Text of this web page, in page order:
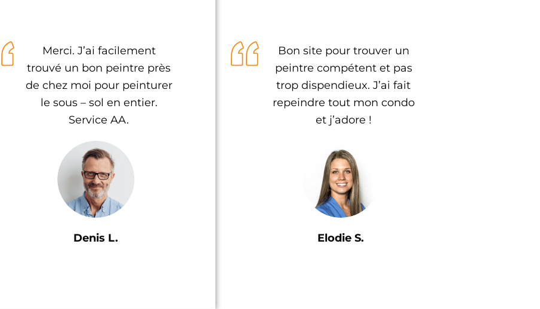
Merci. J’ai facilement
trouvé un bon peintre près
de chez moi pour peinturer
le sous – sol en entier.
Service AA.
Denis L.
Bon site pour trouver un
peintre compétent et pas
trop dispendieux. J’ai fait
repeindre tout mon condo
et j’adore !
Elodie S.